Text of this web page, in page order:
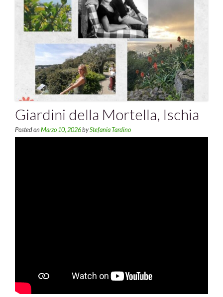
Giardini della Mortella, Ischia
Posted on Marzo 10, 2026byStefania Tardino